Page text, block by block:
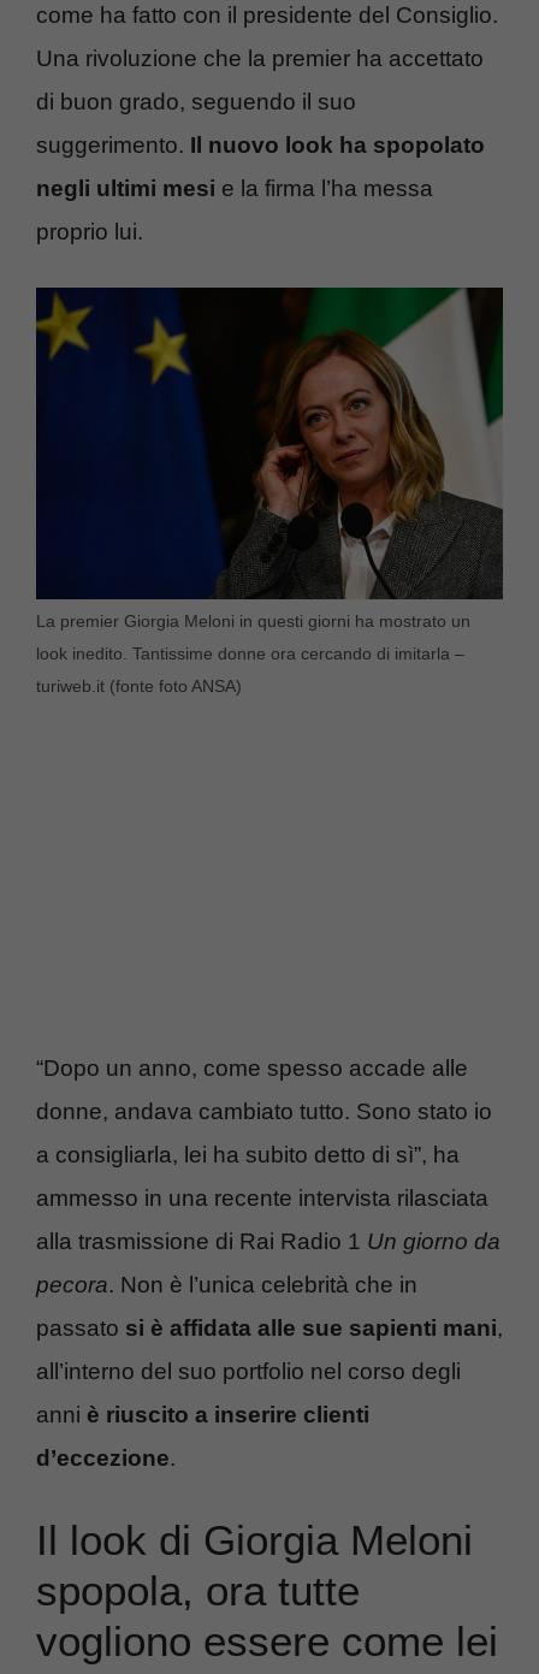
come ha fatto con il presidente del Consiglio.
Una rivoluzione che la premier ha accettato
di buon grado, seguendo il suo
suggerimento. Il nuovo look ha spopolato
negli ultimi mesi e la firma l’ha messa
proprio lui.
La premier Giorgia Meloni in questi giorni ha mostrato un
look inedito. Tantissime donne ora cercando di imitarla –
turiweb.it (fonte foto ANSA)
“Dopo un anno, come spesso accade alle
donne, andava cambiato tutto. Sono stato io
a consigliarla, lei ha subito detto di sì”, ha
ammesso in una recente intervista rilasciata
alla trasmissione di Rai Radio 1 Un giorno da
pecora. Non è l’unica celebrità che in
passato si è affidata alle sue sapienti mani,
all’interno del suo portfolio nel corso degli
anni è riuscito a inserire clienti
d’eccezione.
Il look di Giorgia Meloni
spopola, ora tutte
vogliono essere come lei